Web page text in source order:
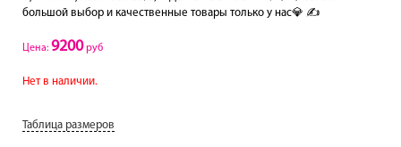
большой выбор и качественные товары только у нас💎 ✍️
Цена: 9200руб
Нет в наличии.
Таблица размеров